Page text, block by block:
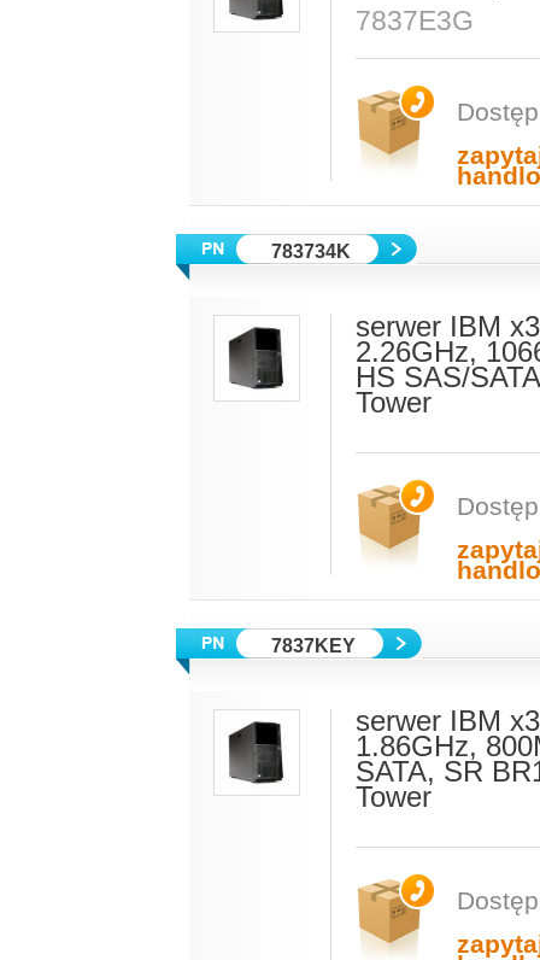
7837E3G
783734K
serwer IBM
2.26GHz,
HS SAS/
Tower
7837KEY
serwer IBM
1.86GHz,
SATA, SR
Tower